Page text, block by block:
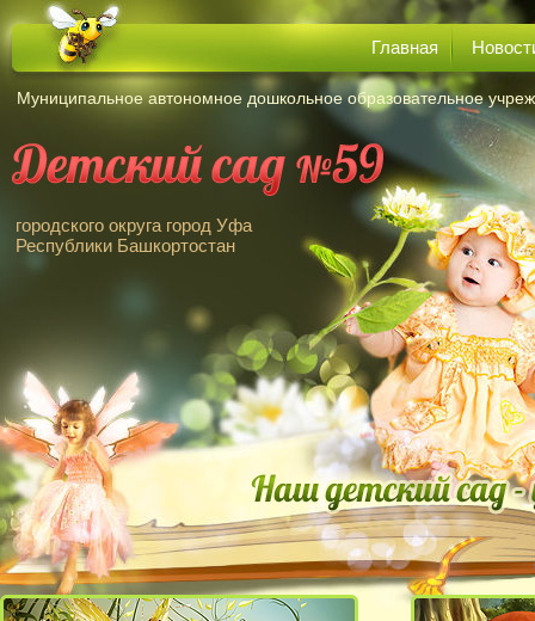
Муниципальное автономное дошкольное образовательное
городского округа город Уфа
Республики Башкортостан
Главная